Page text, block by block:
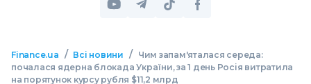
Finance.ua / Всі новини /
Чим запам'яталася середа:
почалася ядерна блокада України, за 1 день Росія витратила
на порятунок курсу рубля $11,2 млрд